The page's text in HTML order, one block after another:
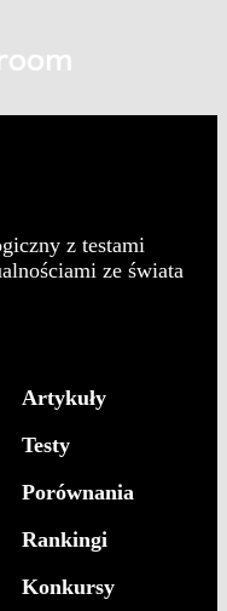
z testami
ze świata
Artykuły
Testy
Porównania
Rankingi
Konkursy